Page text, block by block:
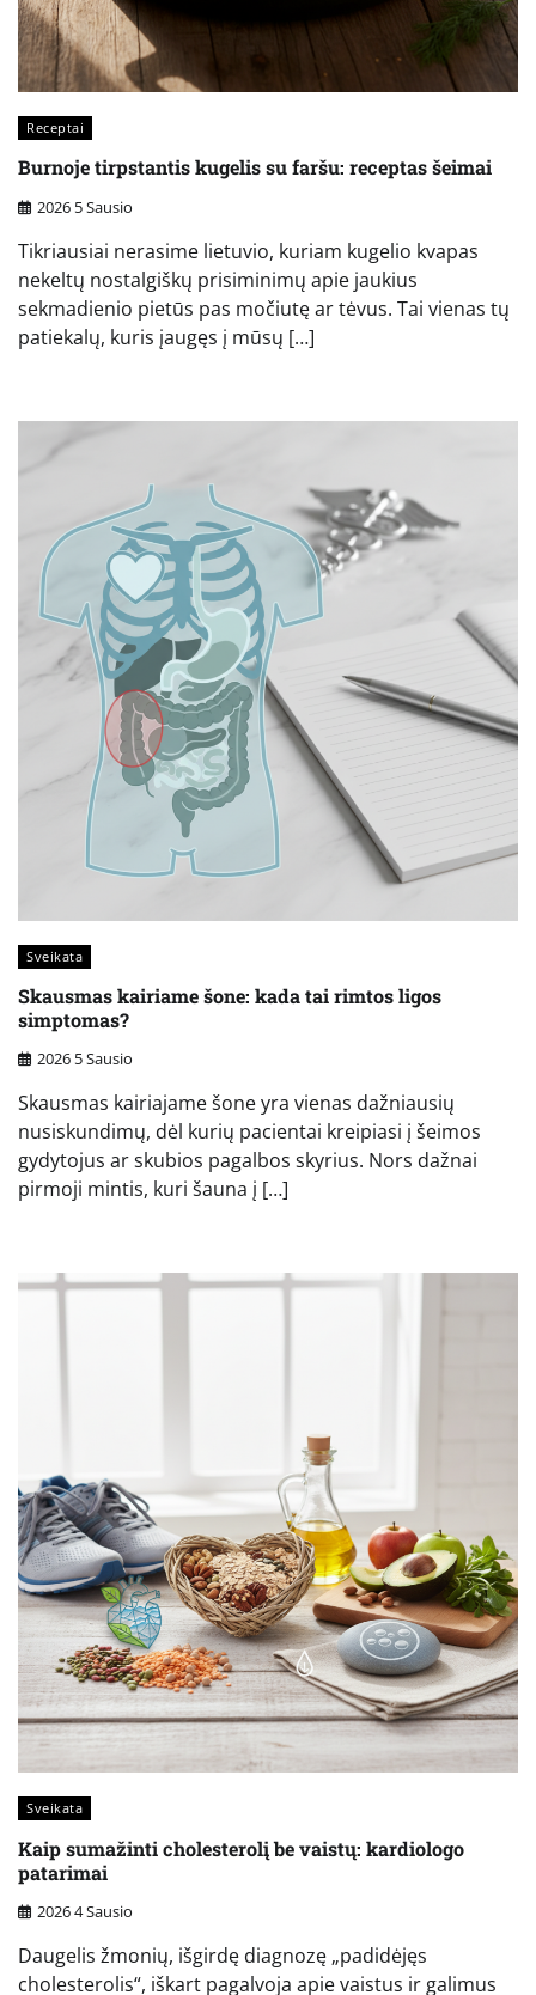
Receptai
Burnoje tirpstantis kugelis su faršu: receptas šeimai
2026 5 Sausio
Tikriausiai nerasime lietuvio, kuriam kugelio kvapas
nekeltų nostalgiškų prisiminimų apie jaukius
sekmadienio pietūs pas močiutę ar tėvus. Tai vienas tų
patiekalų, kuris įaugęs į mūsų […]
Sveikata
Skausmas kairiame šone: kada tai rimtos ligos
simptomas?
2026 5 Sausio
Skausmas kairiajame šone yra vienas dažniausių
nusiskundimų, dėl kurių pacientai kreipiasi į šeimos
gydytojus ar skubios pagalbos skyrius. Nors dažnai
pirmoji mintis, kuri šauna į […]
Sveikata
Kaip sumažinti cholesterolį be vaistų: kardiologo
patarimai
2026 4 Sausio
Daugelis žmonių, išgirdę diagnozę „padidėjęs
cholesterolis“, iškart pagalvoja apie vaistus ir galimus